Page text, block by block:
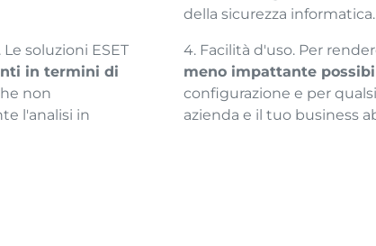
soluzioni ESET
in termini di
non
l'analisi in
della sicurezza informatica.
4. Facilità d'uso. Per
meno impattante
configurazione e per
azienda e il tuo business